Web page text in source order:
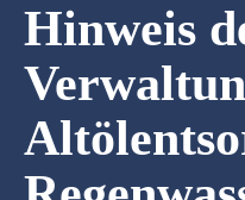
Hinweis